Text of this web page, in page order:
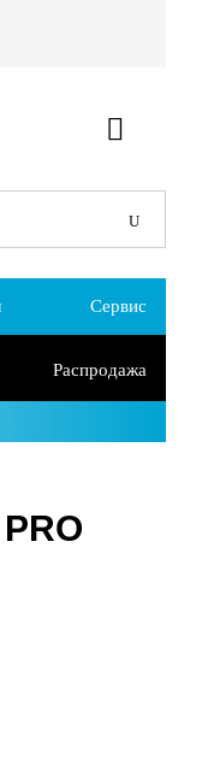
Сервис
Распродажа